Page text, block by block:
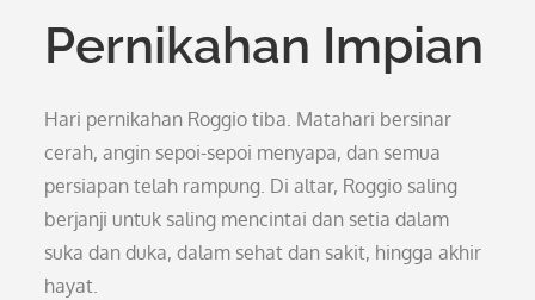
Pernikahan Impian
Hari pernikahan Roggio tiba. Matahari bersinar
cerah, angin sepoi-sepoi menyapa, dan semua
persiapan telah rampung. Di altar, Roggio saling
berjanji untuk saling mencintai dan setia dalam
suka dan duka, dalam sehat dan sakit, hingga akhir
hayat.